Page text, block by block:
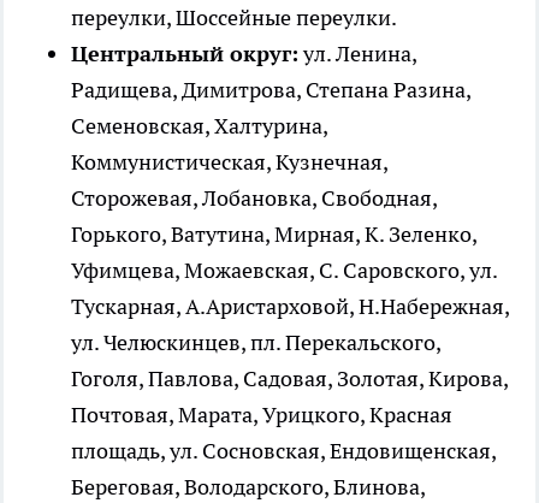
переулки, Шоссейные переулки.
Центральный округ:ул. Ленина,
Радищева, Димитрова, Степана Разина,
Семеновская, Халтурина,
Коммунистическая, Кузнечная,
Сторожевая, Лобановка, Свободная,
Горького, Ватутина, Мирная, К. Зеленко,
Уфимцева, Можаевская, С. Саровского, ул.
Тускарная, А.Аристарховой, Н.Набережная,
ул. Челюскинцев, пл. Перекальского,
Гоголя, Павлова, Садовая, Золотая, Кирова,
Почтовая, Марата, Урицкого, Красная
площадь, ул. Сосновская, Ендовищенская,
Береговая, Володарского, Блинова,